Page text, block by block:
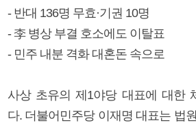
- 반대 136명 무효·기권 10명
- 李 병상 부결 호소에도 이탈표
- 민주 내분 격화 대혼돈 속으로
사상 초유의 제1야당 대표에 대한
다. 더불어민주당 이재명 대표는 법